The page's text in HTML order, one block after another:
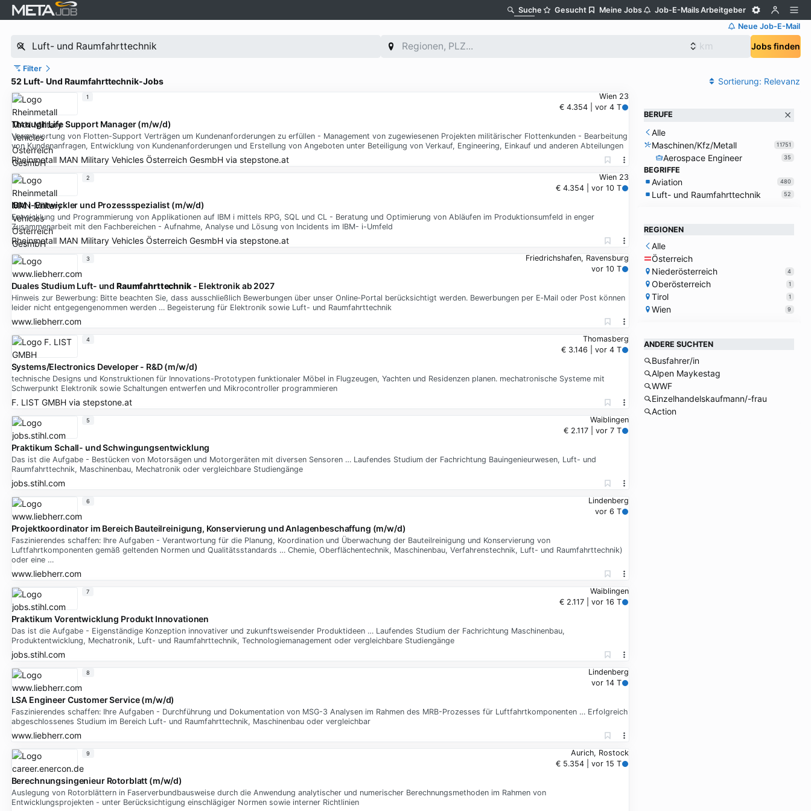
Suche Gesucht Meine Jobs Job-E-MailsArbeitgeber
Neue Job-E-Mail
Jobs finden
Filter
52 Luft- Und Raumfahrttechnik-Jobs Sortierung: Relevanz
Wien 23
€ 4.354 | vor 4 T
Through Life Support Manager (m/w/d)
Verantwortung von Flotten-Support Verträgen um Kundenanforderungen zu erfüllen - Management von zugewiesenen Projekten militärischer Flottenkunden - Bearbeitung
von Kundenanfragen, Entwicklung von Kundenanforderungen und Erstellung von Angeboten unter Beteiligung von Verkauf, Engineering, Einkauf und anderen Abteilungen
Rheinmetall MAN Military Vehicles Österreich GesmbHvia stepstone.at
1
Wien 23
€ 4.354 | vor 10 T
IBM i-Entwickler und Prozessspezialist (m/w/d)
Entwicklung und Programmierung von Applikationen auf IBM i mittels RPG, SQL und CL - Beratung und Optimierung von Abläufen im Produktionsumfeld in enger
Zusammenarbeit mit den Fachbereichen - Aufnahme, Analyse und Lösung von Incidents im IBM- i-Umfeld
Rheinmetall MAN Military Vehicles Österreich GesmbHvia stepstone.at
2
Friedrichshafen, Ravensburg
vor 10 T
Duales Studium Luft- und Raumfahrttechnik- Elektronik ab 2027
Hinweis zur Bewerbung: Bitte beachten Sie, dass ausschließlich Bewerbungen über unser Online‑Portal berücksichtigt werden. Bewerbungen per E‑Mail oder Post können
leider nicht entgegengenommen werden … Begeisterung für Elektronik sowie Luft- und Raumfahrttechnik
www.liebherr.com
3
Thomasberg
€ 3.146 | vor 4 T
Systems/Electronics Developer - R&D (m/w/d)
technische Designs und Konstruktionen für Innovations-Prototypen funktionaler Möbel in Flugzeugen, Yachten und Residenzen planen. mechatronische Systeme mit
Schwerpunkt Elektronik sowie Schaltungen entwerfen und Mikrocontroller programmieren
F. LIST GMBHvia stepstone.at
4
Waiblingen
€ 2.117 | vor 7 T
Praktikum Schall- und Schwingungsentwicklung
Das ist die Aufgabe - Bestücken von Motorsägen und Motorgeräten mit diversen Sensoren … Laufendes Studium der Fachrichtung Bauingenieurwesen, Luft- und
Raumfahrttechnik, Maschinenbau, Mechatronik oder vergleichbare Studiengänge
jobs.stihl.com
5
Lindenberg
vor 6 T
Projektkoordinator im Bereich Bauteilreinigung, Konservierung und Anlagenbeschaffung (m/w/d)
Faszinierendes schaffen: Ihre Aufgaben - Verantwortung für die Planung, Koordination und Überwachung der Bauteilreinigung und Konservierung von
Luftfahrtkomponenten gemäß geltenden Normen und Qualitätsstandards … Chemie, Oberflächentechnik, Maschinenbau, Verfahrenstechnik, Luft- und Raumfahrttechnik)
oder eine …
www.liebherr.com
6
Waiblingen
€ 2.117 | vor 16 T
Praktikum Vorentwicklung Produkt Innovationen
Das ist die Aufgabe - Eigenständige Konzeption innovativer und zukunftsweisender Produktideen … Laufendes Studium der Fachrichtung Maschinenbau,
Produktentwicklung, Mechatronik, Luft- und Raumfahrttechnik, Technologiemanagement oder vergleichbare Studiengänge
jobs.stihl.com
7
Lindenberg
vor 14 T
LSA Engineer Customer Service (m/w/d)
Faszinierendes schaffen: Ihre Aufgaben - Durchführung und Dokumentation von MSG-3 Analysen im Rahmen des MRB-Prozesses für Luftfahrtkomponenten … Erfolgreich
abgeschlossenes Studium im Bereich Luft- und Raumfahrttechnik, Maschinenbau oder vergleichbar
www.liebherr.com
8
Aurich, Rostock
€ 5.354 | vor 15 T
Berechnungsingenieur Rotorblatt (m/w/d)
Auslegung von Rotorblättern in Faserverbundbausweise durch die Anwendung analytischer und numerischer Berechnungsmethoden im Rahmen von
Entwicklungsprojekten - unter Berücksichtigung einschlägiger Normen sowie interner Richtlinien
9
BERUFE
Alle
Maschinen/Kfz/Metall
11751
Aerospace Engineer 35
BEGRIFFE
Aviation 480
Luft- und Raumfahrttechnik 52
REGIONEN
Alle
Österreich
Niederösterreich
4
Oberösterreich 1
Tirol 1
Wien 9
ANDERE SUCHTEN
Busfahrer/in
Alpen Maykestag
WWF
Einzelhandelskaufmann/-frau
Action